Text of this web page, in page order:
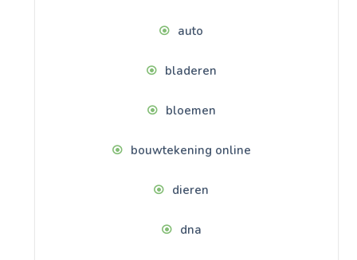
auto
bladeren
bloemen
bouwtekening online
dieren
dna